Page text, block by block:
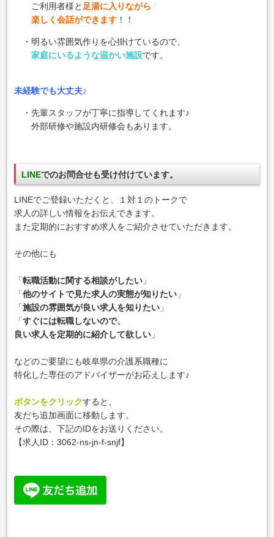
ご利用者様と 足湯に入りながら
楽しく会話ができます ！！
・明るい雰囲気作りを心掛けているので、
家庭にいるような温かい施設です。
未経験でも大丈夫♪
・先輩スタッフが丁寧に指導してくれます♪
外部研修や施設内研修会もあります。
LINEでのお問合せも受け付けています。
LINEでご登録いただくと、１対１のトークで
求人の詳しい情報をお伝えできます。
また定期的におすすめ求人をご紹介させていただきます。
その他にも
「転職活動に関する相談がしたい 」
「他のサイトで見た求人の実態が知りたい 」
「施設の雰囲気が良い求人を知りたい 」
「すぐには転職しないので、
良い求人を定期的に紹介して欲しい 」
などのご要望にも岐阜県の介護系職種に
特化した専任のアドバイザーがお応えします♪
ボタンをクリックすると、
友だち追加画面に移動します。
その際は、下記のIDをお送りください。
【求人ID：3062-ns-jn-f-snjf】